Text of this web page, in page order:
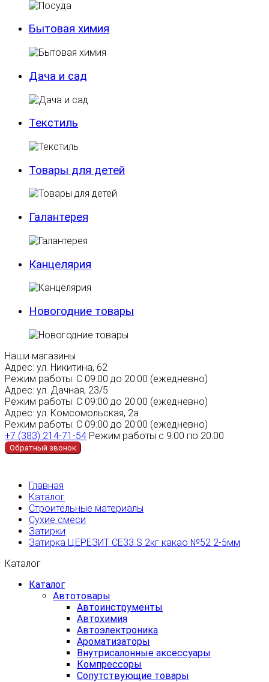
Бытовая химия
Дача и сад
Текстиль
Товары для детей
Галантерея
Канцелярия
Новогодние товары
Наши магазины
Адрес: ул. Никитина, 62
Режим работы: С 09:00 до 20:00 (ежедневно)
Адрес: ул. Дачная, 23/5
Режим работы: С 09:00 до 20:00 (ежедневно)
Адрес: ул. Комсомольская, 2а
Режим работы: С 09:00 до 20:00 (ежедневно)
+7 (383) 214-71-54 Режим работы с 9:00 по 20:00
Обратный звонок
Главная
Каталог
Строительные материалы
Сухие смеси
Затирки
Затирка ЦЕРЕЗИТ СЕ33 S 2кг какао №52 2-5мм
Каталог
Каталог
Автотовары
Автоинструменты
Автохимия
Автоэлектроника
Ароматизаторы
Внутрисалонные аксессуары
Компрессоры
Сопутствующие товары